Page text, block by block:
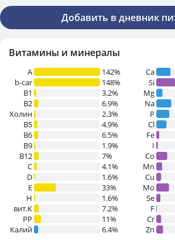
Добавить в дневник
Витамины и минералы
A
142%
b-car
148%
В1
3.2%
B2
6.9%
Холин
2.3%
B5
4.9%
B6
6.5%
B9
1.9%
B12
7%
C
4.1%
D
1.6%
E
33%
H
1.6%
вит.К
7.2%
PP
11%
Калий
6.4%
Ca
Si
Mg
Na
P
Cl
Fe
I
Co
Mn
Cu
Mo
Se
F
Cr
Zn